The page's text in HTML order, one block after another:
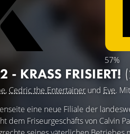
57%
- KRASS FRISIERT!
, Cedric the Entertainer und Eve.
eine neue Filiale der
dem Friseurgeschäfts von Calvin